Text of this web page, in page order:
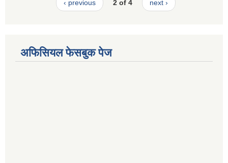
‹ previous 2 of 4 next ›
अफिसियल फेसबुक पेज